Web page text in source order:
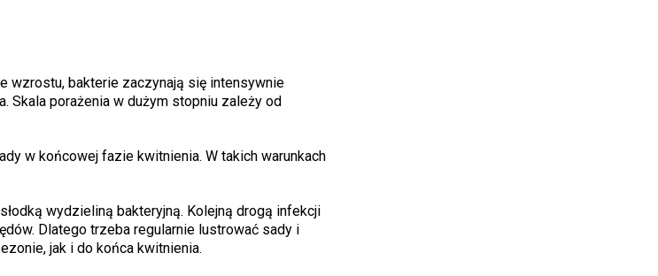
wzrostu, bakterie zaczynają się intensywnie
Skala porażenia w dużym stopniu zależy od
w końcowej fazie kwitnienia. W takich warunkach
wydzieliną bakteryjną. Kolejną drogą infekcji
Dlatego trzeba regularnie lustrować sady i
jak i do końca kwitnienia.